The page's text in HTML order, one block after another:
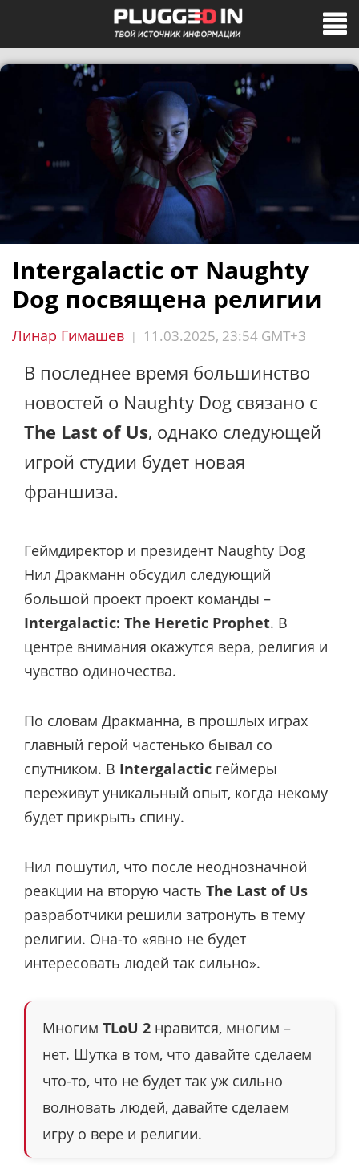
Intergalactic от Naughty
Dog посвящена религии
Линар Гимашев | 11.03.2025, 23:54 GMT+3
В последнее время большинство
новостей о Naughty Dog связано с
The Last of Us, однако следующей
игрой студии будет новая
франшиза.
Геймдиректор и президент Naughty Dog
Нил Дракманн обсудил следующий
большой проект проект команды –
Intergalactic: The Heretic Prophet. В
центре внимания окажутся вера, религия и
чувство одиночества.
По словам Дракманна, в прошлых играх
главный герой частенько бывал со
спутником. В Intergalactic геймеры
переживут уникальный опыт, когда некому
будет прикрыть спину.
Нил пошутил, что после неоднозначной
реакции на вторую часть The Last of Us
разработчики решили затронуть в тему
религии. Она-то «явно не будет
интересовать людей так сильно».
Многим TLoU 2 нравится, многим –
нет. Шутка в том, что давайте сделаем
что-то, что не будет так уж сильно
волновать людей, давайте сделаем
игру о вере и религии.